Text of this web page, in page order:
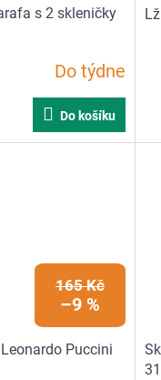
s 2 skleničky
Do týdne
Do košíku
165 Kč
–9 %
Puccini